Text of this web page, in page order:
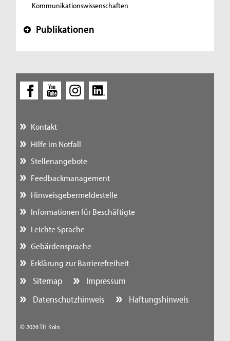
Kommunikationswissenschaften
+ Publikationen
Kontakt
Hilfe im Notfall
Stellenangebote
Feedbackmanagement
Hinweisgebermeldestelle
Informationen für Beschäftigte
Leichte Sprache
Gebärdensprache
Erklärung zur Barrierefreiheit
Sitemap
Impressum
Datenschutzhinweis
Haftungshinweis
© 2026 TH Köln